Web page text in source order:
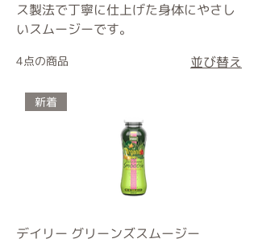
ス製法で丁寧に仕上げた身体にやさし
いスムージーです。
4点の商品 並び替え
新着
デイリー グリーンズスムージー